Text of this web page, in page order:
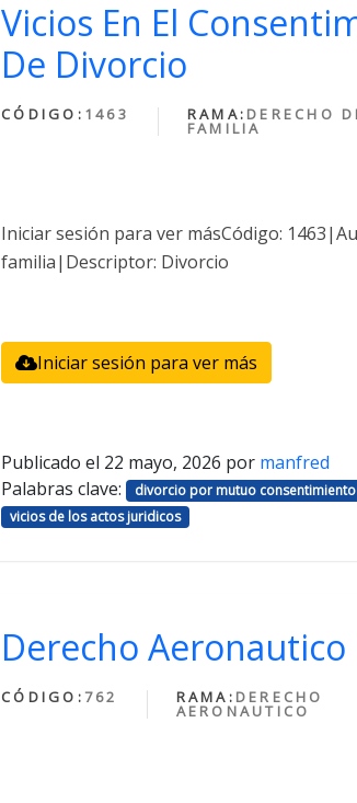
Vicios En El
De Divorcio
CÓDIGO: 1463 RAMA: DERECHO
FAMILIA
Iniciar sesión para ver másCódigo:
familia|Descriptor: Divorcio
Iniciar sesión para ver más
Publicado el 22 mayo, 2026 por manfred
Palabras clave:
divorcio por mutuo
vicios de los actos juridicos
Derecho Aeronautico
CÓDIGO: 762 RAMA: DERECHO
AERONAUTICO